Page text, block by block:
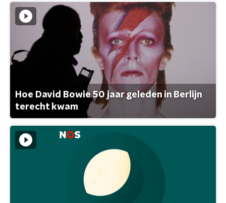
Hoe David Bowie 50 jaar geleden in Berlijn
terecht kwam